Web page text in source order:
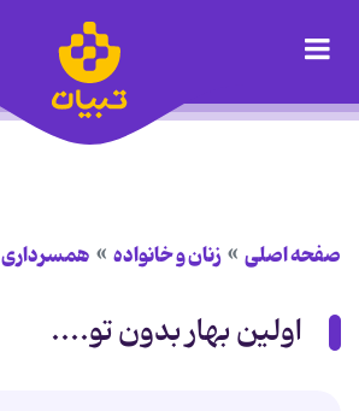
صفحه اصلی زنان و خانواده همسرداری
اولین بهار بدون تو....